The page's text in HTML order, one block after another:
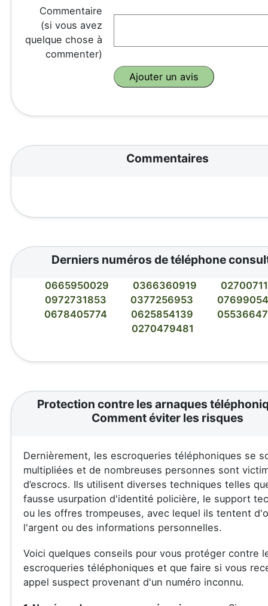
Commentaire
(si vous avez
quelque chose à
commenter)
Commentaires
Derniers numéros de téléphone
0665950029 0366360919
0972731853
0377256953
0678405774
0625854139
0270479481
Protection contre les arnaques
Comment éviter les risques
Dernièrement, les escroqueries téléphoniques se
multipliées et de nombreuses personnes sont
d’escrocs. Ils utilisent diverses techniques telles
fausse usurpation d'identité policière, le support
ou les offres trompeuses, avec lequel ils tentent
l'argent ou des informations personnelles.
Voici quelques conseils pour vous protéger contre
escroqueries téléphoniques et que faire si vous
appel suspect provenant d'un numéro inconnu.